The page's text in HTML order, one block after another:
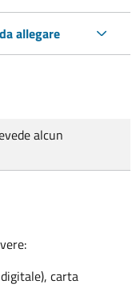
allegare
alcun
carta